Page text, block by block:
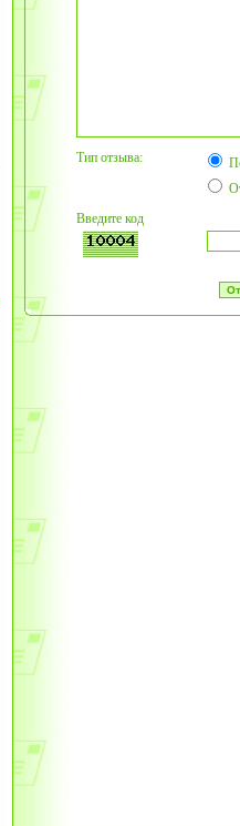
Тип отзыва:
Введите код